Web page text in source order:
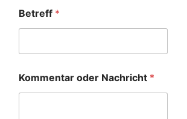
Betreff *
Kommentar oder Nachricht *